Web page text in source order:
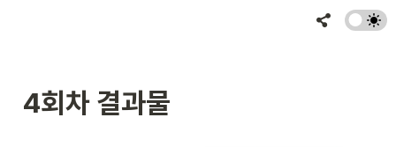
4회차 결과물